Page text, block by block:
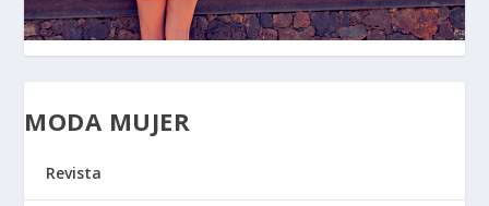
MODA MUJER
Revista